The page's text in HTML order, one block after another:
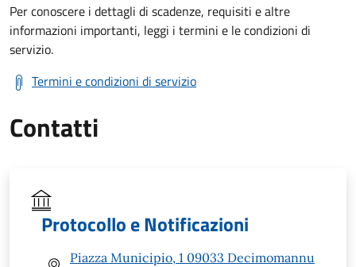
Per conoscere i dettagli di scadenze, requisiti e altre
informazioni importanti, leggi i termini e le condizioni di
servizio.
Termini e condizioni di servizio
Contatti
Protocollo e Notificazioni
Piazza Municipio, 1 09033 Decimomannu